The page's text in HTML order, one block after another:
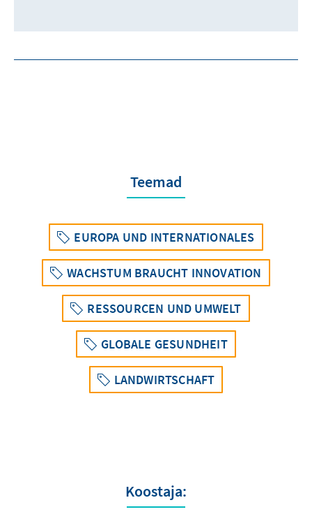
Teemad
EUROPA UND INTERNATIONALES
WACHSTUM BRAUCHT INNOVATION
RESSOURCEN UND UMWELT
GLOBALE GESUNDHEIT
LANDWIRTSCHAFT
Koostaja: